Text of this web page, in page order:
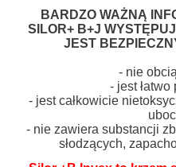
BARDZO WAŻNĄ
SILOR+ B+J
JEST
- nie
- jest
- jest całkowicie
- nie zawiera substancji
słodzących,